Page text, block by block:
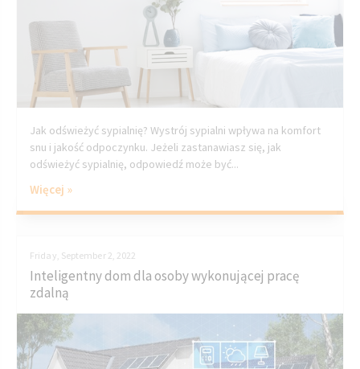
Jak odświeżyć sypialnię? Wystrój sypialni wpływa na komfort
snu i jakość odpoczynku. Jeżeli zastanawiasz się, jak
odświeżyć sypialnię, odpowiedź może być...
Więcej »
Friday, September 2, 2022
Inteligentny dom dla osoby wykonującej pracę
zdalną